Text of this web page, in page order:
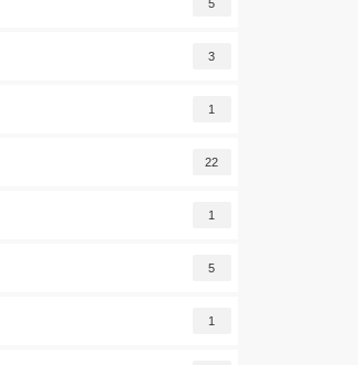
5
3
1
22
1
5
1